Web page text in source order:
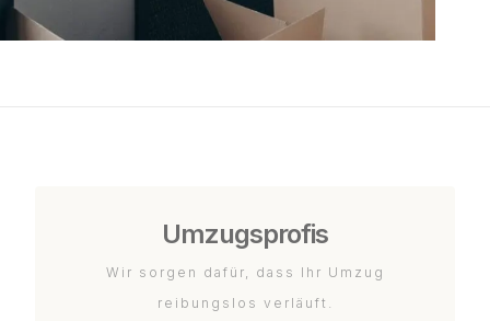
Umzugsprofis
Wir sorgen dafür, dass Ihr Umzug
reibungslos verläuft.